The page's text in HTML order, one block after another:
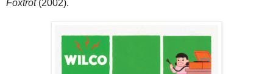
Foxtrot(2002).